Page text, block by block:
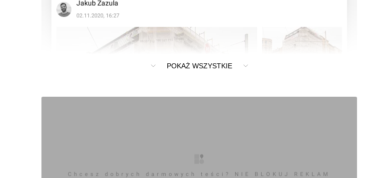
Jakub Zazula
02.11.2020, 16:27
POKAŻ WSZYSTKIE
Chcesz dobrych darmowych teści? NIE BLOKUJ REKLAM